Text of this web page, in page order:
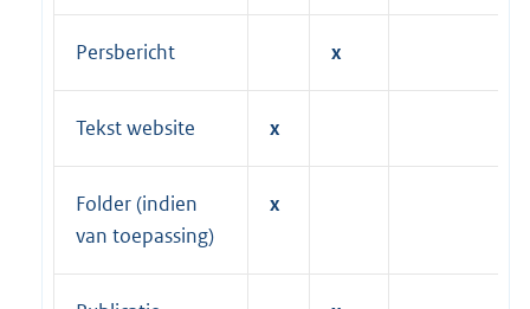
Persbericht x
Tekst website x
Folder (indien
van toepassing)
x